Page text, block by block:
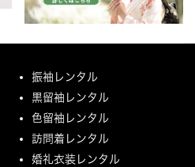
振袖レンタル
黒留袖レンタル
色留袖レンタル
訪問着レンタル
婚礼衣装レンタル